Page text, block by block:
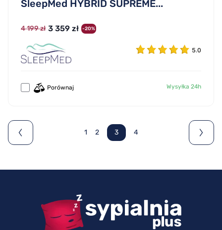
SleepMed HYBRID SUPREME...
4 199 zł 3 359 zł -20%
5.0
Porównaj Wysyłka 24h
1 2 3 4